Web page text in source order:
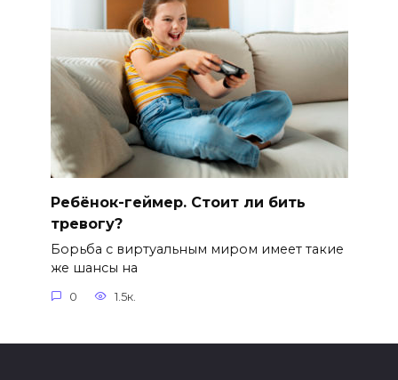
Ребёнок-геймер. Стоит ли бить
тревогу?
Борьба с виртуальным миром имеет такие
же шансы на
0 1.5к.